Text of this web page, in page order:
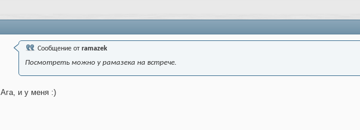
Сообщение от ramazek
Посмотреть можно у рамазека на встрече.
Ага, и у меня :)